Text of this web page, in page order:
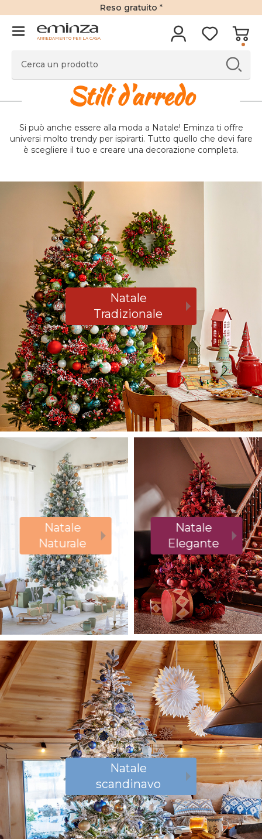
Reso gratuito *
ARREDAMENTO PER LA CASA
Stili d'arredo
Si può anche essere alla moda a Natale! Eminza ti offre
universi molto trendy per ispirarti. Tutto quello che devi fare
è scegliere il tuo e creare una decorazione completa.
Natale
Tradizionale
Natale
Naturale
Natale
Elegante
Natale
scandinavo